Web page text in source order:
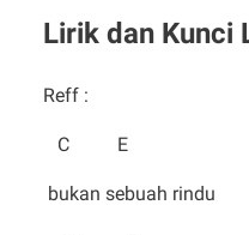
Lirik dan Kunci
Reff :
C E
bukan sebuah rindu